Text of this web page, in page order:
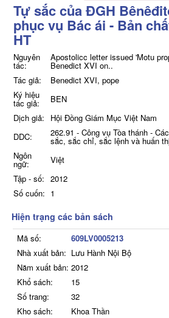
Tự sắc của ĐGH
phục vụ Bác ái - Bản
HT
Nguyên
tác:
Apostolicc letter issued 'Motu
Benedict XVI on..
Tác giả:
Benedict XVI, pope
Ký hiệu
tác giả:
BEN
Dịch giả:
Hội Đồng Giám Mục Việt Nam
DDC:
262.91 - Công vụ Tòa thánh -
sắc, sắc chỉ, sắc lệnh và huấn
Ngôn
ngữ:
Việt
Tập - số: 2012
Số cuốn: 1
Hiện trạng các bản sách
Mã số:
609LV0005213
Nhà xuất bản: Lưu Hành Nội Bộ
Năm xuất bản: 2012
Khổ sách:
15
Số trang:
32
Kho sách:
Khoa Thần